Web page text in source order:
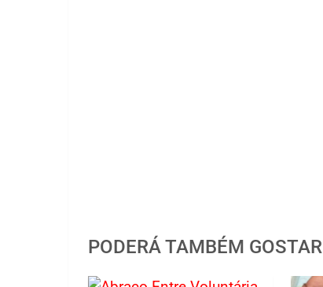
PODERÁ TAMBÉM GOSTAR